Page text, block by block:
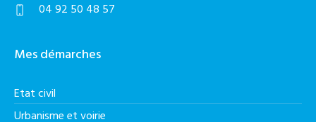
04 92 50 48 57
Mes démarches
Etat civil
Urbanisme et voirie